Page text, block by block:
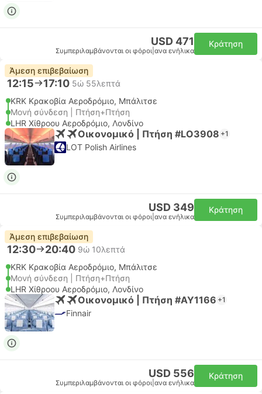
USD 471
Συμπεριλαμβάνονται οι φόροι ανα ενήλικα
Κράτηση
Άμεση επιβεβαίωση
12:15 17:10 5ώ 55λεπτά
KRK Κρακοβία Αεροδρόμιο, Μπάλιτσε
Μονή σύνδεση | Πτήση+Πτήση
LHR Χίθροου Αεροδρόμιο, Λονδίνο
Οικονομικό | Πτήση #LO3908 +1
LOT Polish Airlines
USD 349
Συμπεριλαμβάνονται οι φόροι ανα ενήλικα
Κράτηση
Άμεση επιβεβαίωση
12:30 20:40 9ώ 10λεπτά
KRK Κρακοβία Αεροδρόμιο, Μπάλιτσε
Μονή σύνδεση | Πτήση+Πτήση
LHR Χίθροου Αεροδρόμιο, Λονδίνο
Οικονομικό | Πτήση #AY1166 +1
Finnair
USD 556
Συμπεριλαμβάνονται οι φόροι ανα ενήλικα
Κράτηση